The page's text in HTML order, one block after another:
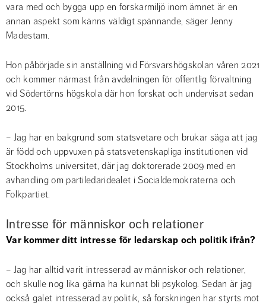
vara med och bygga upp en forskarmiljö inom ämnet är en
annan aspekt som känns väldigt spännande, säger Jenny
Madestam.
Hon påbörjade sin anställning vid Försvarshögskolan våren 2021
och kommer närmast från avdelningen för offentlig förvaltning
vid Södertörns högskola där hon forskat och undervisat sedan
2015.
– Jag har en bakgrund som statsvetare och brukar säga att jag
är född och uppvuxen på statsvetenskapliga institutionen vid
Stockholms universitet, där jag doktorerade 2009 med en
avhandling om partiledaridealet i Socialdemokraterna och
Folkpartiet.
Intresse för människor och relationer
Var kommer ditt intresse för ledarskap och politik ifrån?
– Jag har alltid varit intresserad av människor och relationer,
och skulle nog lika gärna ha kunnat bli psykolog. Sedan är jag
också galet intresserad av politik, så forskningen har styrts mot